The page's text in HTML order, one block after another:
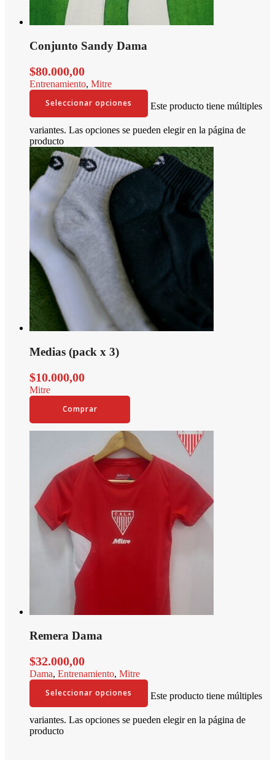
Conjunto Sandy Dama
$80.000,00
Entrenamiento, Mitre
Seleccionar opciones
Este producto tiene múltiples
variantes. Las opciones se pueden elegir en la página de
producto
Medias (pack x 3)
$10.000,00
Mitre
Comprar
Remera Dama
$32.000,00
Dama, Entrenamiento, Mitre
Seleccionar opciones
Este producto tiene múltiples
variantes. Las opciones se pueden elegir en la página de
producto